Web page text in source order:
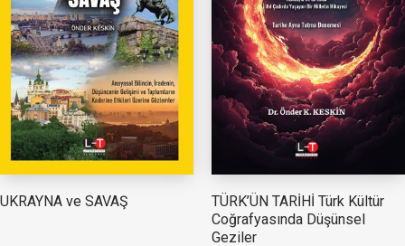
UKRAYNA ve SAVAŞ
TÜRK’ÜN TARİHİ Türk Kültür
Coğrafyasında Düşünsel
Geziler